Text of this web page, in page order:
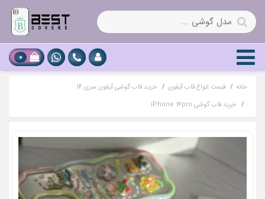
0
خانه قیمت انواع قاب آیفون
خرید قاب گوشی آیفون سری 14
خرید قاب گوشی iPhone 14pro